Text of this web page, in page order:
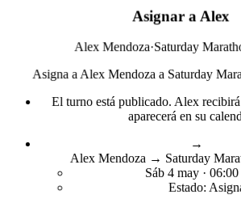
Asignar a Alex
Alex Mendoza·Saturday
Asigna a Alex Mendoza a Saturday
El turno está publicado. Alex
aparecerá en su
→
Alex Mendoza → Saturday
Sáb 4 may ·
Estado: